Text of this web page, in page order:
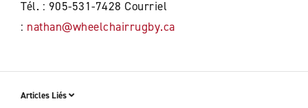
Tél. : 905-531-7428 Courriel
: nathan@wheelchairrugby.ca
Articles Liés